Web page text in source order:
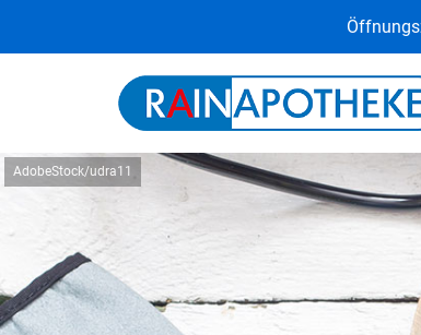
AdobeStock/udra11